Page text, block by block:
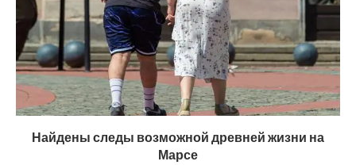
Найдены следы возможной древней жизни на
Марсе